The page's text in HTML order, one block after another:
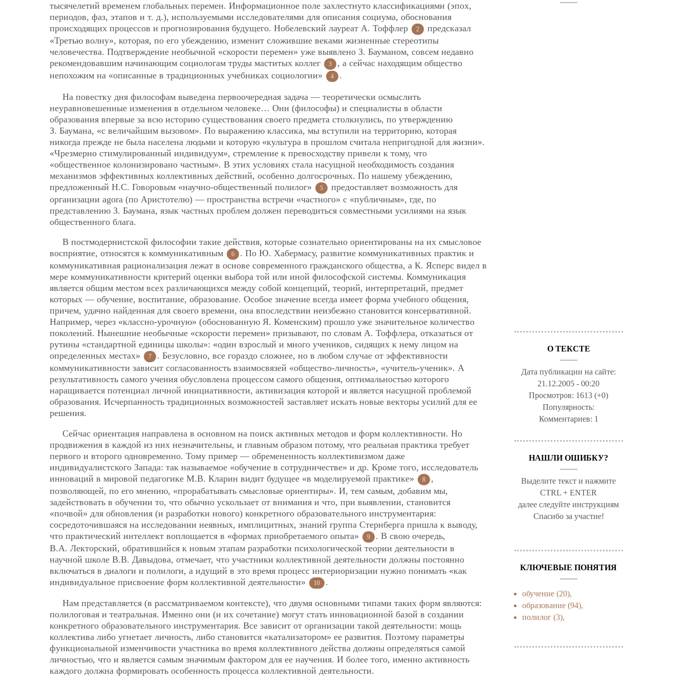
тысячелетий временем глобальных перемен. Информационное поле захлестнуто классификациями (эпох,
периодов, фаз, этапов и т. д.), используемыми исследователями для описания социума, обоснования
происходящих процессов и прогнозирования будущего. Нобелевский лауреат А. Тоффлер
2
предсказал
«Третью волну», которая, по его убеждению, изменит сложившие веками жизненные стереотипы
человечества. Подтверждение необычной «скорости перемен» уже выявлено З. Бауманом, совсем недавно
рекомендовавшим начинающим социологам труды маститых коллег
3
, а сейчас находящим общество
непохожим на «описанные в традиционных учебниках социологии»
4 .
На повестку дня философам выведена первоочередная задача — теоретически осмыслить
неуравновешенные изменения в отдельном человеке… Они (философы) и специалисты в области
образования впервые за всю историю существования своего предмета столкнулись, по утверждению
З. Баумана, «с величайшим вызовом». По выражению классика, мы вступили на территорию, которая
никогда прежде не была населена людьми и которую «культура в прошлом считала непригодной для жизни».
«Чрезмерно стимулированный индивидуум», стремление к превосходству привели к тому, что
«общественное колонизировано частным». В этих условиях стала насущной необходимость создания
механизмов эффективных коллективных действий, особенно долгосрочных. По нашему убеждению,
предложенный Н.С. Говоровым «научно-общественный полилог»
5
предоставляет возможность для
организации agora (по Аристотелю) — пространства встречи «частного» с «публичным», где, по
представлению З. Баумана, язык частных проблем должен переводиться совместными усилиями на язык
общественного блага.
В постмодернистской философии такие действия, которые сознательно ориентированы на их смысловое
восприятие, относятся к коммуникативным
6
. По Ю. Хабермасу, развитие коммуникативных практик и
коммуникативная рационализация лежат в основе современного гражданского общества, а К. Ясперс видел в
мере коммуникативности критерий оценки выбора той или иной философской системы. Коммуникация
является общим местом всех различающихся между собой концепций, теорий, интерпретаций, предмет
которых — обучение, воспитание, образование. Особое значение всегда имеет форма учебного общения,
причем, удачно найденная для своего времени, она впоследствии неизбежно становится консервативной.
Например, через «классно-урочную» (обоснованную Я. Коменским) прошло уже значительное количество
поколений. Нынешние необычные «скорости перемен» призывают, по словам А. Тоффлера, отказаться от
рутины «стандартной единицы школы»: «один взрослый и много учеников, сидящих к нему лицом на
определенных местах»
7
. Безусловно, все гораздо сложнее, но в любом случае от эффективности
коммуникативности зависит согласованность взаимосвязей «общество-личность», «учитель-ученик». А
результативность самого учения обусловлена процессом самого общения, оптимальностью которого
наращивается потенциал личной инициативности, активизация которой и является насущной проблемой
образования. Исчерпанность традиционных возможностей заставляет искать новые векторы усилий для ее
решения.
Сейчас ориентация направлена в основном на поиск активных методов и форм коллективности. Но
продвижения в каждой из них незначительны, и главным образом потому, что реальная практика требует
первого и второго одновременно. Тому пример — обремененность коллективизмом даже
индивидуалистского Запада: так называемое «обучение в сотрудничестве» и др. Кроме того, исследователь
инноваций в мировой педагогике М.В. Кларин видит будущее «в моделируемой практике»
8
,
позволяющей, по его мнению, «прорабатывать смысловые ориентиры». И, тем самым, добавим мы,
задействовать в обучении то, что обычно ускользает от внимания и что, при выявлении, становится
«почвой» для обновления (и разработки нового) конкретного образовательного инструментария:
сосредоточившаяся на исследовании неявных, имплицитных, знаний группа Стернберга пришла к выводу,
что практический интеллект воплощается в «формах приобретаемого опыта»
9 . В свою очередь,
В.А. Лекторский, обратившийся к новым этапам разработки психологической теории деятельности в
научной школе В.В. Давыдова, отмечает, что участники коллективной деятельности должны постоянно
включаться в диалоги и полилоги, а идущий в это время процесс интериоризации нужно понимать «как
индивидуальное присвоение форм коллективной деятельности»
10 .
Нам представляется (в рассматриваемом контексте), что двумя основными типами таких форм являются:
полилоговая и театральная. Именно они (и их сочетание) могут стать инновационной базой в создании
конкретного образовательного инструментария. Все зависит от организации такой деятельности: мощь
коллектива либо угнетает личность, либо становится «катализатором» ее развития. Поэтому параметры
функциональной изменчивости участника во время коллективного действа должны определяться самой
личностью, что и является самым значимым фактором для ее научения. И более того, именно активность
каждого должна формировать особенность процесса коллективной деятельности.
О ТЕКСТЕ
Дата публикации на сайте:
21.12.2005 - 00:20
Просмотров: 1613 (+0)
Популярность:
Комментариев: 1
НАШЛИ ОШИБКУ?
Выделите текст и нажмите
CTRL + ENTER
далее следуйте инструкциям
Спасибо за участие!
КЛЮЧЕВЫЕ ПОНЯТИЯ
обучение (20),
образование (94),
полилог (3),